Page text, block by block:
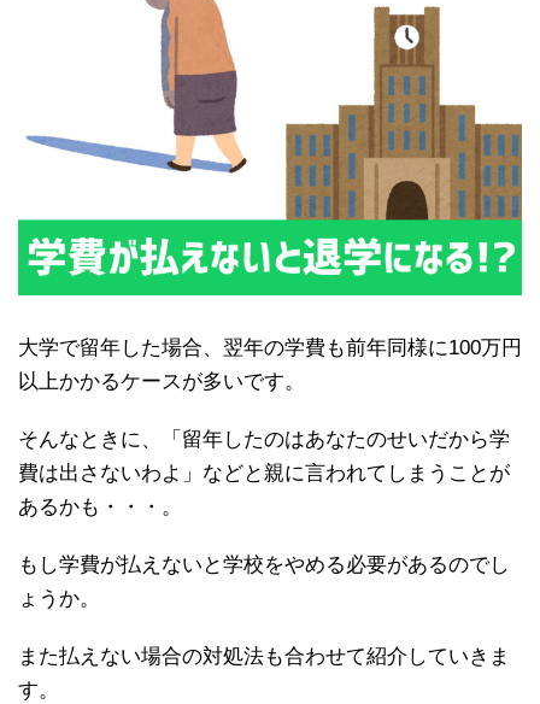
大学で留年した場合、翌年の学費も前年同様に100万円
以上かかるケースが多いです。
そんなときに、「留年したのはあなたのせいだから学
費は出さないわよ」などと親に言われてしまうことが
あるかも・・・。
もし学費が払えないと学校をやめる必要があるのでし
ょうか。
また払えない場合の対処法も合わせて紹介していきま
す。